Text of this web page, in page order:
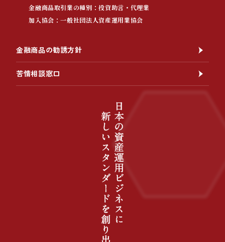
金融商品取引業の種別：投資助言・代理業
加入協会：一般社団法人資産運用業協会
金融商品の勧誘方針
苦情相談窓口